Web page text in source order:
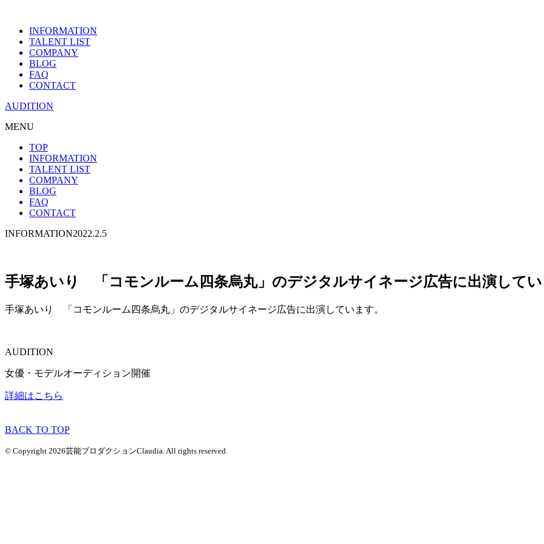
INFORMATION
TALENT LIST
COMPANY
BLOG
FAQ
CONTACT
AUDITION
MENU
TOP
INFORMATION
TALENT LIST
COMPANY
BLOG
FAQ
CONTACT
INFORMATION2022.2.5
手塚あいり 「コモンルーム四条烏丸」のデジタルサイネージ広告に出演して
手塚あいり 「コモンルーム四条烏丸」のデジタルサイネージ広告に出演しています。
AUDITION
女優・モデルオーディション開催
詳細はこちら
BACK TO TOP
© Copyright 2026芸能プロダクションClaudia. All rights reserved.